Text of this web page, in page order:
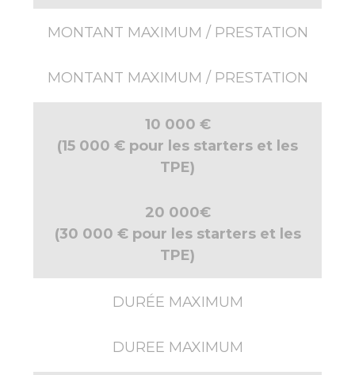
MONTANT MAXIMUM / PRESTATION
MONTANT MAXIMUM / PRESTATION
10 000 €
(15 000 € pour les starters et les
TPE)
20 000€
(30 000 € pour les starters et les
TPE)
DURÉE MAXIMUM
DUREE MAXIMUM